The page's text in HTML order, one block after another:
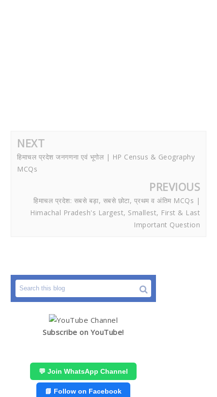
NEXT
हिमाचल प्रदेश जनगणना एवं भूगोल | HP Census & Geography
MCQs
PREVIOUS
हिमाचल प्रदेश: सबसे बड़ा, सबसे छोटा, प्रथम व अंतिम MCQs |
Himachal Pradesh's Largest, Smallest, First & Last
Important Question
Subscribe on YouTube!
💬 Join WhatsApp Channel
📘 Follow on Facebook